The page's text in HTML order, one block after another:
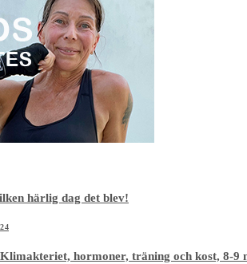
härlig dag det blev!
hormoner, träning och kost, 8-9